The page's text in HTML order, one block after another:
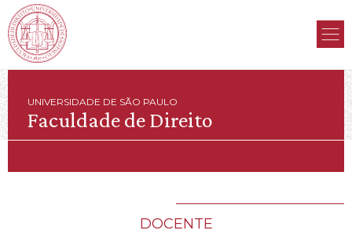
UNIVERSIDADE DE SÃO PAULO
Faculdade de Direito
DOCENTE